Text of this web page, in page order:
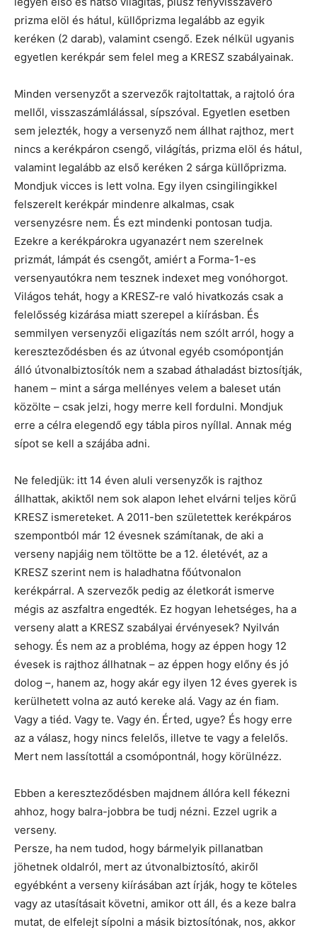
prizma elöl és hátul, küllőprizma legalább az egyik
keréken (2 darab), valamint csengő. Ezek nélkül ugyanis
egyetlen kerékpár sem felel meg a KRESZ szabályainak.
Minden versenyzőt a szervezők rajtoltattak, a rajtoló óra
mellől, visszaszámlálással, sípszóval. Egyetlen esetben
sem jelezték, hogy a versenyző nem állhat rajthoz, mert
nincs a kerékpáron csengő, világítás, prizma elöl és hátul,
valamint legalább az első keréken 2 sárga küllőprizma.
Mondjuk vicces is lett volna. Egy ilyen csingilingikkel
felszerelt kerékpár mindenre alkalmas, csak
versenyzésre nem. És ezt mindenki pontosan tudja.
Ezekre a kerékpárokra ugyanazért nem szerelnek
prizmát, lámpát és csengőt, amiért a Forma-1-es
versenyautókra nem tesznek indexet meg vonóhorgot.
Világos tehát, hogy a KRESZ-re való hivatkozás csak a
felelősség kizárása miatt szerepel a kiírásban. És
semmilyen versenyzői eligazítás nem szólt arról, hogy a
kereszteződésben és az útvonal egyéb csomópontján
álló útvonalbiztosítók nem a szabad áthaladást biztosítják,
hanem – mint a sárga mellényes velem a baleset után
közölte – csak jelzi, hogy merre kell fordulni. Mondjuk
erre a célra elegendő egy tábla piros nyíllal. Annak még
sípot se kell a szájába adni.
Ne feledjük: itt 14 éven aluli versenyzők is rajthoz
állhattak, akiktől nem sok alapon lehet elvárni teljes körű
KRESZ ismereteket. A 2011-ben születettek kerékpáros
szempontból már 12 évesnek számítanak, de aki a
verseny napjáig nem töltötte be a 12. életévét, az a
KRESZ szerint nem is haladhatna főútvonalon
kerékpárral. A szervezők pedig az életkorát ismerve
mégis az aszfaltra engedték. Ez hogyan lehetséges, ha a
verseny alatt a KRESZ szabályai érvényesek? Nyilván
sehogy. És nem az a probléma, hogy az éppen hogy 12
évesek is rajthoz állhatnak – az éppen hogy előny és jó
dolog –, hanem az, hogy akár egy ilyen 12 éves gyerek is
kerülhetett volna az autó kereke alá. Vagy az én fiam.
Vagy a tiéd. Vagy te. Vagy én. Érted, ugye? És hogy erre
az a válasz, hogy nincs felelős, illetve te vagy a felelős.
Mert nem lassítottál a csomópontnál, hogy körülnézz.
Ebben a kereszteződésben majdnem állóra kell fékezni
ahhoz, hogy balra-jobbra be tudj nézni. Ezzel ugrik a
verseny.
Persze, ha nem tudod, hogy bármelyik pillanatban
jöhetnek oldalról, mert az útvonalbiztosító, akiről
egyébként a verseny kiírásában azt írják, hogy te köteles
vagy az utasításait követni, amikor ott áll, és a keze balra
mutat, de elfelejt sípolni a másik biztosítónak, nos, akkor